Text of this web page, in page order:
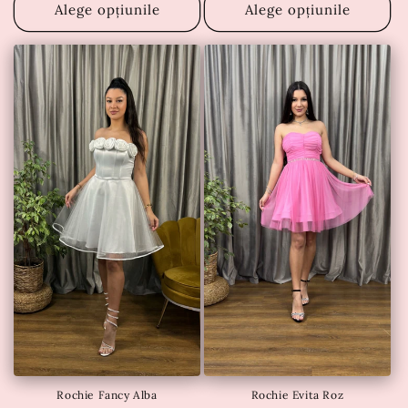
Alege opțiunile Alege opțiunile
Rochie Fancy Alba Rochie Evita Roz